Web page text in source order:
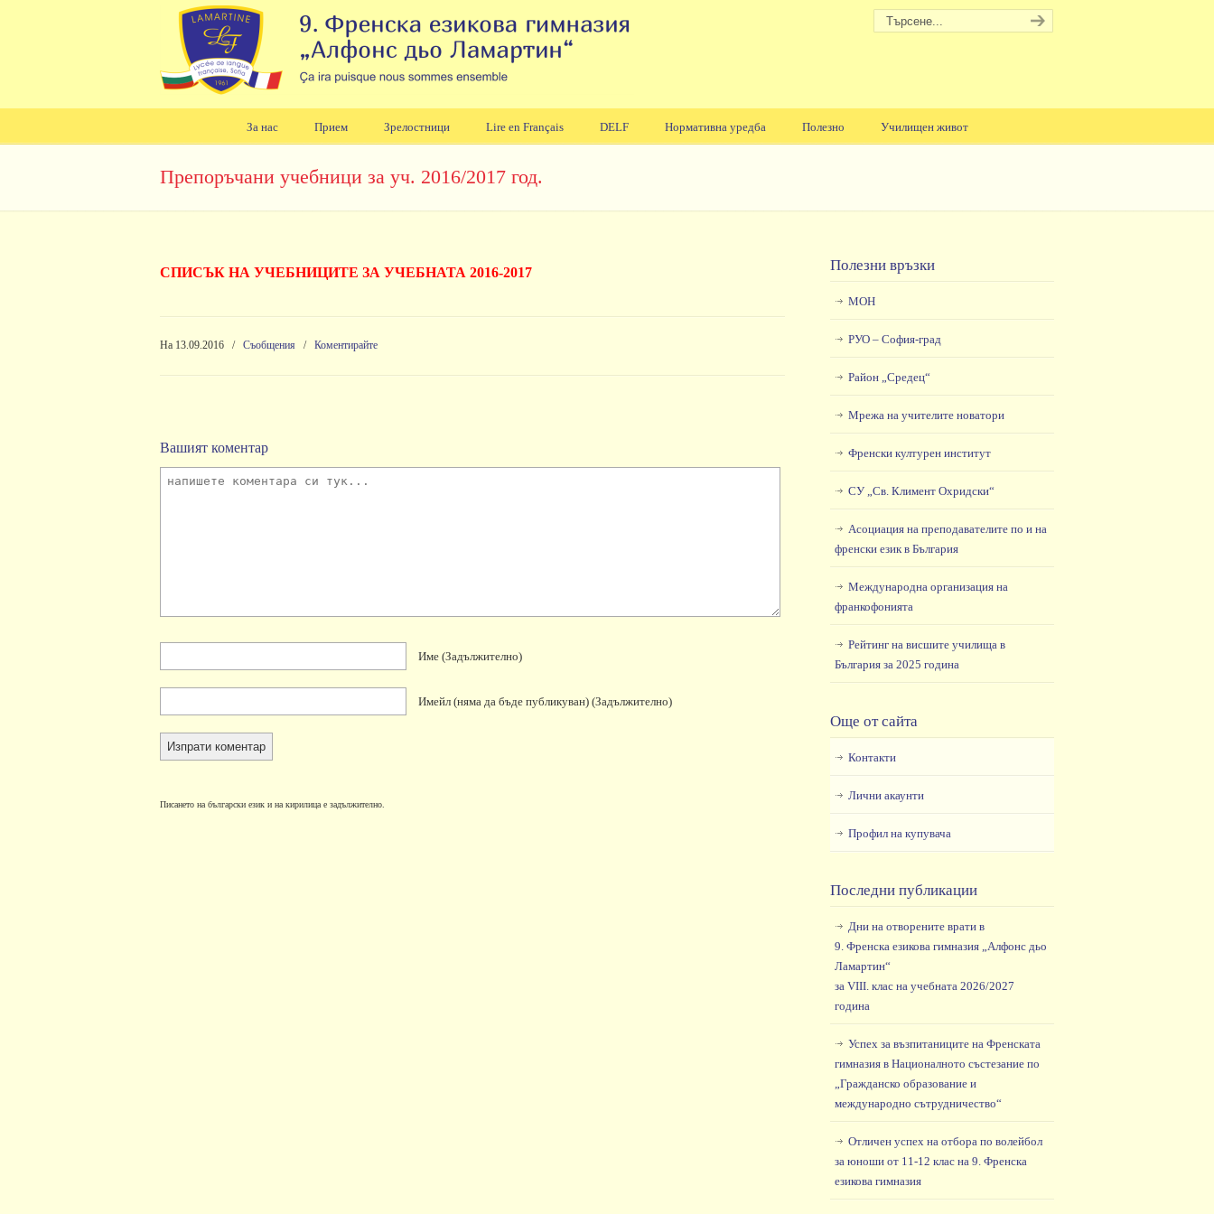
За нас Прием Зрелостници Lire en Français DELF Нормативна уредба Полезно Училищен живот
Навигация
Препоръчани учебници за уч. 2016/2017 год.
СПИСЪК НА УЧЕБНИЦИТЕ ЗА УЧЕБНАТА 2016-2017
На 13.09.2016 / Съобщения / Коментирайте
Вашият коментар
Име (задължително)
Имейл (няма да бъде публикуван) (задължително)
Писането на български език и на кирилица е задължително.
Полезни връзки
МОН
РУО – София-град
Район „Средец“
Мрежа на учителите новатори
Френски културен институт
СУ „Св. Климент Охридски“
Асоциация на преподавателите по и на
френски език в България
Международна организация на
франкофонията
Рейтинг на висшите училища в
България за 2025 година
Още от сайта
Контакти
Лични акаунти
Профил на купувача
Последни публикации
Дни на отворените врати в
9. Френска езикова гимназия „Алфонс дьо
Ламартин“
за VIII. клас на учебната 2026/2027
година
Успех за възпитаниците на Френската
гимназия в Националното състезание по
„Гражданско образование и
международно сътрудничество“
Отличен успех на отбора по волейбол
за юноши от 11-12 клас на 9. Френска
езикова гимназия